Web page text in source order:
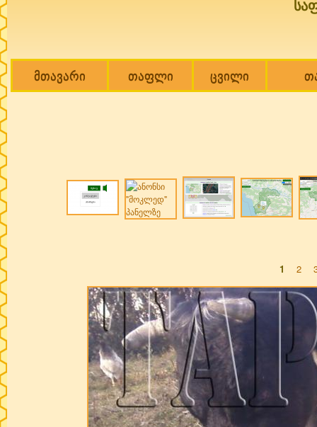
Main menu
მთავარი თაფლი ცვილი
Pages
1 2